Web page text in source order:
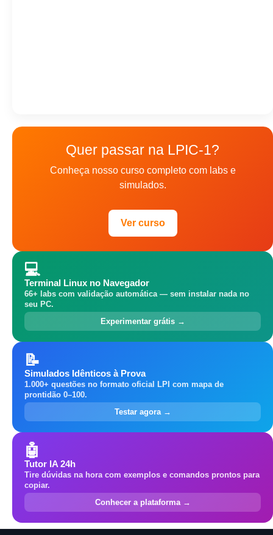
Quer passar na LPIC-1?
Conheça nosso curso completo com labs e
simulados.
Ver curso
💻
Terminal Linux no Navegador
66+ labs com validação automática — sem instalar nada no
seu PC.
Experimentar grátis →
📝
Simulados Idênticos à Prova
1.000+ questões no formato oficial LPI com mapa de
prontidão 0–100.
Testar agora →
🤖
Tutor IA 24h
Tire dúvidas na hora com exemplos e comandos prontos para
copiar.
Conhecer a plataforma →